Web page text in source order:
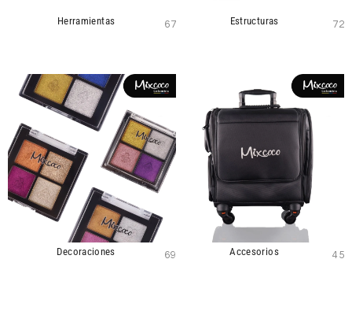
Herramientas 67 Estructuras 72
Decoraciones 69 Accesorios 45